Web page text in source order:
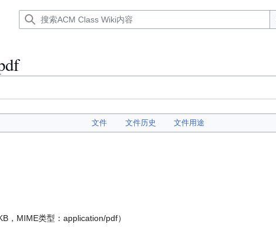
文件 文件历史 文件用途
，MIME类型： application/pdf）